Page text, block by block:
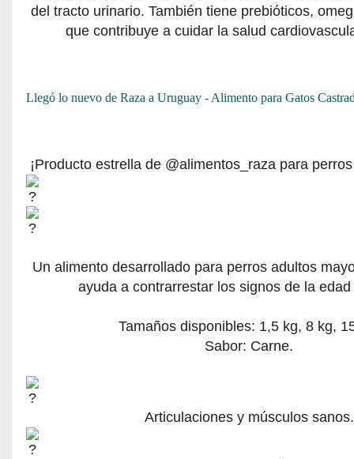
del tracto urinario. También tiene prebióticos,
que contribuye a cuidar la salud
Llegó lo nuevo de Raza a Uruguay - Alimento para Gatos
¡Producto estrella de @alimentos_raza para
Un alimento desarrollado para perros adultos
ayuda a contrarrestar los signos de la
Tamaños disponibles: 1,5 kg, 8 kg,
Sabor: Carne.
Articulaciones y músculos sanos.